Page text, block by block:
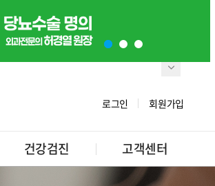
로그인 회원가입
건강검진 고객센터